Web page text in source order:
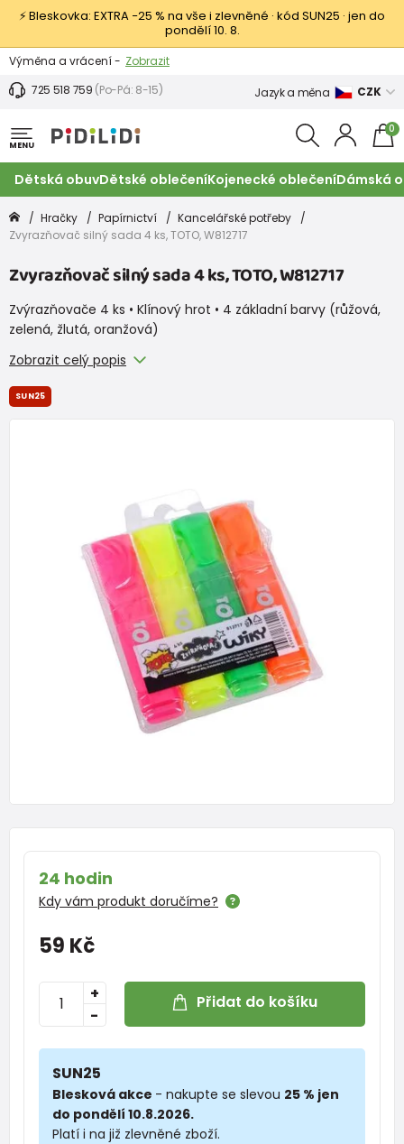
⚡ Bleskovka: EXTRA −25 % na vše i zlevněné · kód SUN25 · jen do
pondělí 10. 8.
Výměna a vrácení - Zobrazit
Sleva 100 Kč na první nákup -
725 518 759 (Po-Pá: 8-15) Jazyk a měna CZK
MENU
0
Dětská obuvDětské oblečeníKojenecké oblečeníDámská
Hračky Papírnictví
Kancelářské potřeby
Zvyrazňovač silný sada 4 ks, TOTO, W812717
Zvyrazňovač silný sada 4 ks, TOTO, W812717
Zvýrazňovače 4 ks • Klínový hrot • 4 základní barvy (růžová,
zelená, žlutá, oranžová)
Zobrazit celý popis
24 hodin
Kdy vám produkt doručíme?
59 Kč
-
+ Přidat do košíku
SUN25
Blesková akce - nakupte se slevou 25 % jen
do pondělí 10.8.2026.
Platí i na již zlevněné zboží.
SUN25